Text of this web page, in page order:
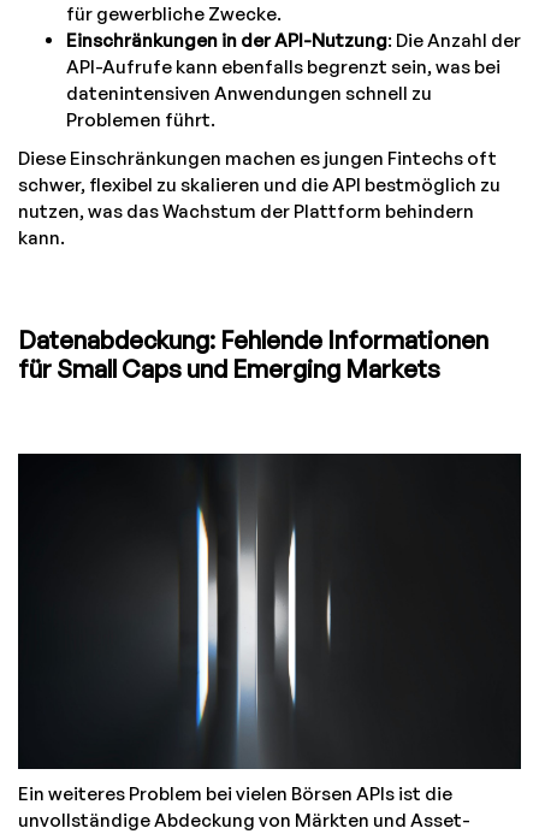
für gewerbliche Zwecke.
Einschränkungen in der API-Nutzung: Die Anzahl der
API-Aufrufe kann ebenfalls begrenzt sein, was bei
datenintensiven Anwendungen schnell zu
Problemen führt.
Diese Einschränkungen machen es jungen Fintechs oft
schwer, flexibel zu skalieren und die API bestmöglich zu
nutzen, was das Wachstum der Plattform behindern
kann.
Datenabdeckung: Fehlende Informationen
für Small Caps und Emerging Markets
Ein weiteres Problem bei vielen Börsen APIs ist die
unvollständige Abdeckung von Märkten und Asset-